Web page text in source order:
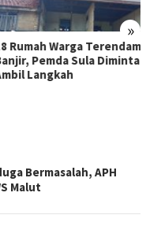
»
Warga Terendam
Pemda Sula Diminta
Langkah
Bermasalah, APH
Malut